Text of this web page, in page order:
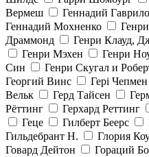
Вермеш
Геннадий
Геннадий Мохненко
Драммонд
Генри Клауд,
Генри Мэхен
Генри
Син
Генри Скугал и
Георгий Винс
Гері Чепмен
Вельк
Герд Тайсен
Рёттинг
Герхард Реттинг
Геце
Гилберт Беерс
Гильдебрант Н.
Глория
Говард Дейтон
Гораций